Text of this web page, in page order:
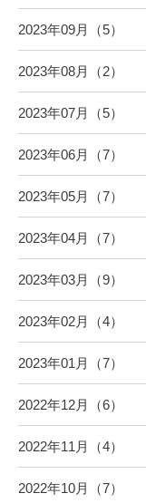
2023年09月（5）
2023年08月（2）
2023年07月（5）
2023年06月（7）
2023年05月（7）
2023年04月（7）
2023年03月（9）
2023年02月（4）
2023年01月（7）
2022年12月（6）
2022年11月（4）
2022年10月（7）